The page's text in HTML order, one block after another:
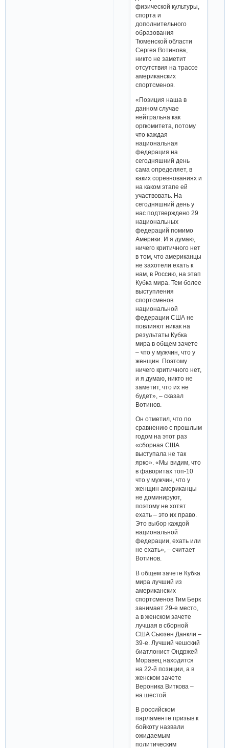
физической культуры,
спорта и
дополнительного
образования
Тюменской области
Сергея Вотинова,
никто не заметит
отсутствия на трассе
американских
спортсменов.
«Позиция наша в
данном случае
нейтральна как
оргкомитета, потому
что каждая
национальная
федерация на
сегодняшний день
сама определяет, в
каких соревнованиях и
на каком этапе ей
участвовать. На
сегодняшний день у
нас подтверждено 29
национальных
федераций помимо
Америки. И я думаю,
ничего критичного нет
в том, что американцы
не захотели ехать к
нам, в Россию, на этап
Кубка мира. Тем более
выступления
спортсменов
национальной
федерации США не
повлияют никак на
результаты Кубка
мира в общем зачете
– что у мужчин, что у
женщин. Поэтому
ничего критичного нет,
и я думаю, никто не
заметит, что их не
будет», – сказал
Вотинов.
Он отметил, что по
сравнению с прошлым
годом на этот раз
«сборная США
выступала не так
ярко». «Мы видим, что
в фаворитах топ-10
что у мужчин, что у
женщин американцы
не доминируют,
поэтому не хотят
ехать – это их право.
Это выбор каждой
национальной
федерации, ехать или
не ехать», – считает
Вотинов.
В общем зачете Кубка
мира лучший из
американских
спортсменов Тим Берк
занимает 29-е место,
а в женском зачете
лучшая в сборной
США Сьюзен Данкли –
39-е. Лучший чешский
биатлонист Ондржей
Моравец находится
на 22-й позиции, а в
женском зачете
Вероника Виткова –
на шестой.
В российском
парламенте призыв к
бойкоту назвали
ожидаемым
политическим